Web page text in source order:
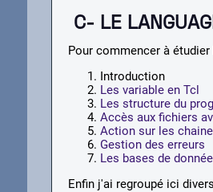
C- LE
Pour commencer à
Introduction
Les variable en Tcl
Les structure du
Accès aux fichiers
Action sur les
Gestion des erreurs
Les bases de
Enfin j'ai regroupé ici